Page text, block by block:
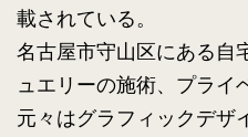
載されている。
名古屋市守山区にある自
ュエリーの施術、プライ
元々はグラフィックデザ